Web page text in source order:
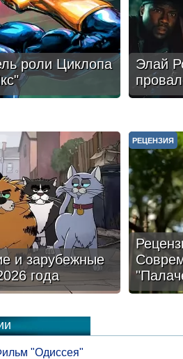
роли Циклопа
Элай
и зарубежные
года
РЕЦЕНЗИЯ
"Одиссея"